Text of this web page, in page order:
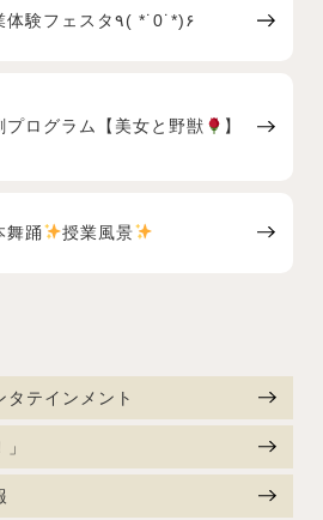
職業体験フェスタ٩( *˙0˙*)۶
プログラム【美女と野獣 】
舞踊 授業風景
タテインメント